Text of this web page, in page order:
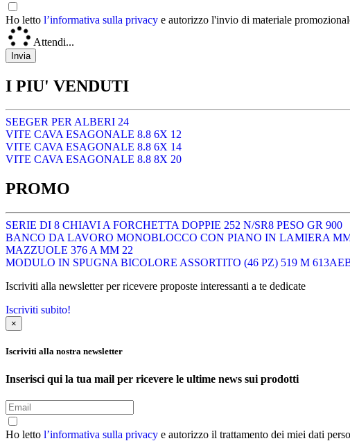
Ho letto l’informativa sulla privacy e autorizzo l'invio di materiale
Attendi...
I PIU' VENDUTI
SEEGER PER ALBERI 24
VITE CAVA ESAGONALE 8.8 6X 12
VITE CAVA ESAGONALE 8.8 6X 14
VITE CAVA ESAGONALE 8.8 8X 20
PROMO
SERIE DI 8 CHIAVI A FORCHETTA DOPPIE 252 N/SR8 PESO GR 900
BANCO DA LAVORO MONOBLOCCO CON PIANO IN LAMIERA
MAZZUOLE 376 A MM 22
MODULO IN SPUGNA BICOLORE ASSORTITO (46 PZ) 519 M
Iscriviti alla newsletter per ricevere proposte interessanti a te dedicate
Iscriviti subito!
×
Iscriviti alla nostra newsletter
Inserisci qui la tua mail per ricevere le ultime news sui prodotti
Ho letto l’informativa sulla privacy e autorizzo il trattamento dei miei dati